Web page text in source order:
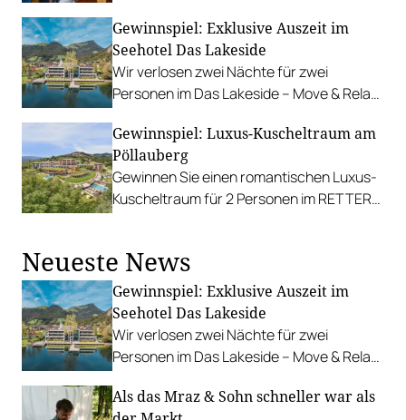
Gewinnspiel: Exklusive Auszeit im
Seehotel Das Lakeside
Wir verlosen zwei Nächte für zwei
Personen im Das Lakeside – Move & Relax
Gewinnspiel: Luxus-Kuscheltraum am
Pöllauberg
Gewinnen Sie einen romantischen Luxus-
Kuscheltraum für 2 Personen im RETTER
Neueste News
Gewinnspiel: Exklusive Auszeit im
Seehotel Das Lakeside
Wir verlosen zwei Nächte für zwei
Personen im Das Lakeside – Move & Relax
Als das Mraz & Sohn schneller war als